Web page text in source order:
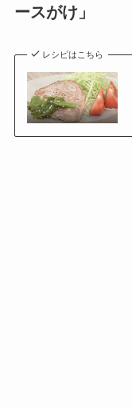
ースがけ」
レシピはこちら